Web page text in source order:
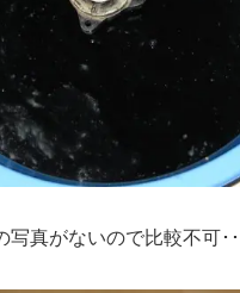
写真がないので比較不可･